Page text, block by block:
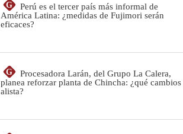
G
Perú es el tercer país más informal de
América Latina: ¿medidas de Fujimori serán
eficaces?
G
Procesadora Larán, del Grupo La Calera,
planea reforzar planta de Chincha: ¿qué cambios
alista?